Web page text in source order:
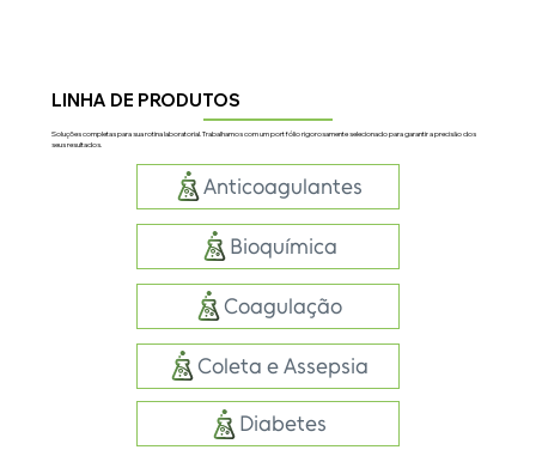
LINHA DE PRODUTOS
Soluções completas para sua rotina laboratorial. Trabalhamos com um portfólio rigorosamente selecionado para garantir a precisão dos
seus resultados.
Anticoagulantes
Bioquímica
Coagulação
Coleta e Assepsia
Diabetes